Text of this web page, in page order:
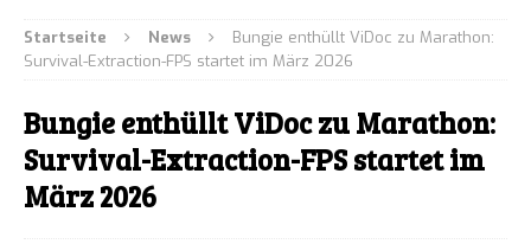
Startseite News
Bungie enthüllt ViDoc zu Marathon:
Survival-Extraction-FPS startet im März 2026
Bungie enthüllt ViDoc zu Marathon:
Survival-Extraction-FPS startet im
März 2026